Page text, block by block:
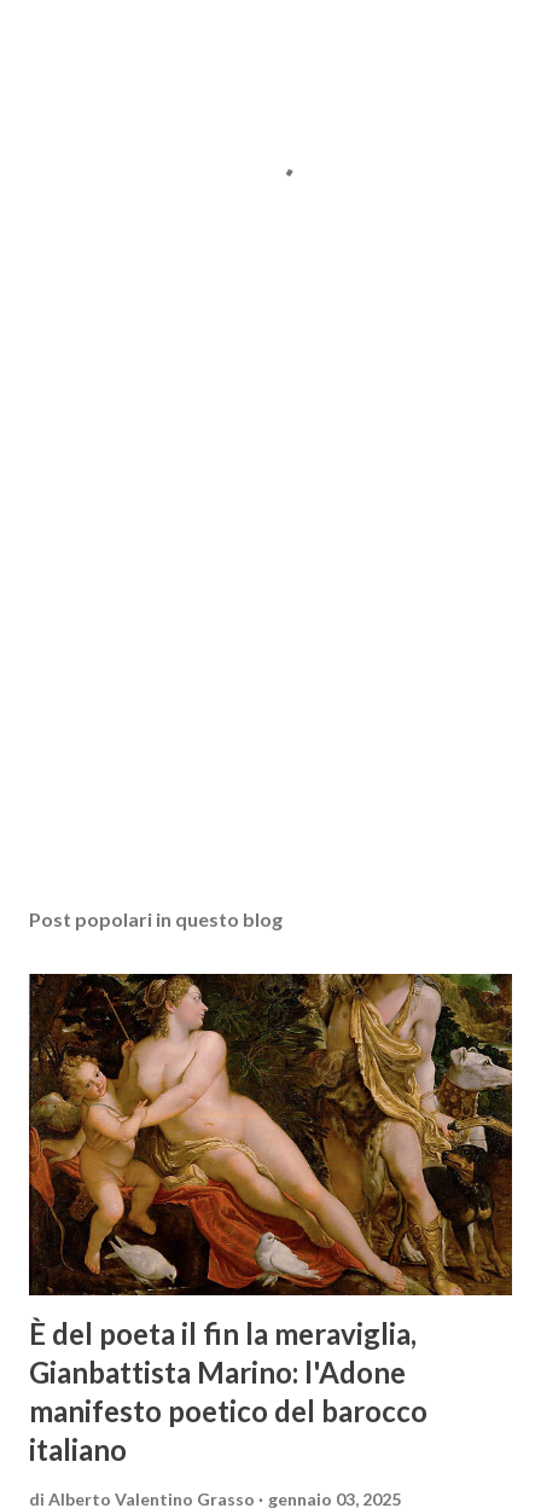
Post popolari in questo blog
È del poeta il fin la meraviglia,
Gianbattista Marino: l'Adone
manifesto poetico del barocco
italiano
di Alberto Valentino Grasso gennaio 03, 2025